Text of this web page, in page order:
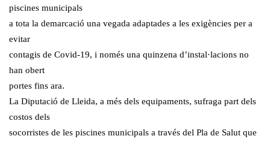
piscines municipals
a tota la demarcació una vegada adaptades a les exigències per a
evitar
contagis de Covid-19, i només una quinzena d’instal·lacions no
han obert
portes fins ara.
La Diputació de Lleida, a més dels equipaments, sufraga part dels
costos dels
socorristes de les piscines municipals a través del Pla de Salut que